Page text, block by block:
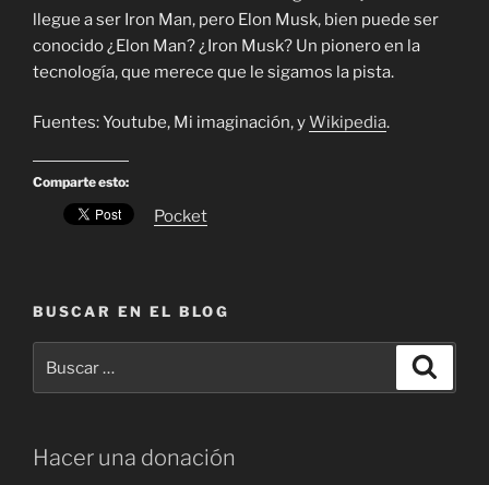
llegue a ser Iron Man, pero Elon Musk, bien puede ser
conocido ¿Elon Man? ¿Iron Musk? Un pionero en la
tecnología, que merece que le sigamos la pista.
Fuentes: Youtube, Mi imaginación, yWikipedia.
Comparte esto:
Pocket
BUSCAR EN EL BLOG
por:
Hacer una donación